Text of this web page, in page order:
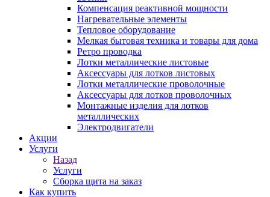
Компенсация реактивной мощности
Нагревательные элементы
Тепловое оборудование
Мелкая бытовая техника и товары для дома
Ретро проводка
Лотки металлические листовые
Аксессуары для лотков листовых
Лотки металлические проволочные
Аксессуары для лотков проволочных
Монтажные изделия для лотков
металлических
Электродвигатели
Акции
Услуги
Назад
Услуги
Сборка щита на заказ
Как купить